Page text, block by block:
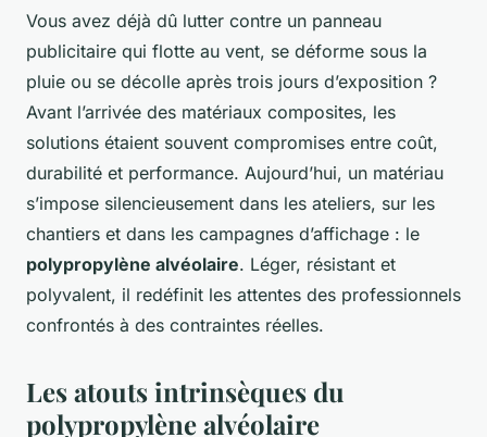
Vous avez déjà dû lutter contre un panneau
publicitaire qui flotte au vent, se déforme sous la
pluie ou se décolle après trois jours d’exposition ?
Avant l’arrivée des matériaux composites, les
solutions étaient souvent compromises entre coût,
durabilité et performance. Aujourd’hui, un matériau
s’impose silencieusement dans les ateliers, sur les
chantiers et dans les campagnes d’affichage : le
polypropylène alvéolaire. Léger, résistant et
polyvalent, il redéfinit les attentes des professionnels
confrontés à des contraintes réelles.
Les atouts intrinsèques du
polypropylène alvéolaire